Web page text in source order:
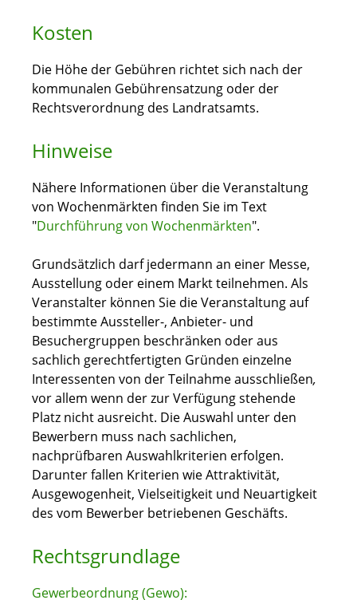
Kosten
Die Höhe der Gebühren richtet sich nach der
kommunalen Gebührensatzung oder der
Rechtsverordnung des Landratsamts.
Hinweise
Nähere Informationen über die Veranstaltung
von Wochenmärkten finden Sie im Text
"Durchführung von Wochenmärkten".
Grundsätzlich darf jedermann an einer Messe,
Ausstellung oder einem Markt teilnehmen. Als
Veranstalter können Sie die Veranstaltung auf
bestimmte Aussteller-, Anbieter- und
Besuchergruppen beschränken oder aus
sachlich gerechtfertigten Gründen einzelne
Interessenten von der Teilnahme ausschließen,
vor allem wenn der zur Verfügung stehende
Platz nicht ausreicht. Die Auswahl unter den
Bewerbern muss nach sachlichen,
nachprüfbaren Auswahlkriterien erfolgen.
Darunter fallen Kriterien wie Attraktivität,
Ausgewogenheit, Vielseitigkeit und Neuartigkeit
des vom Bewerber betriebenen Geschäfts.
Rechtsgrundlage
Gewerbeordnung (Gewo):